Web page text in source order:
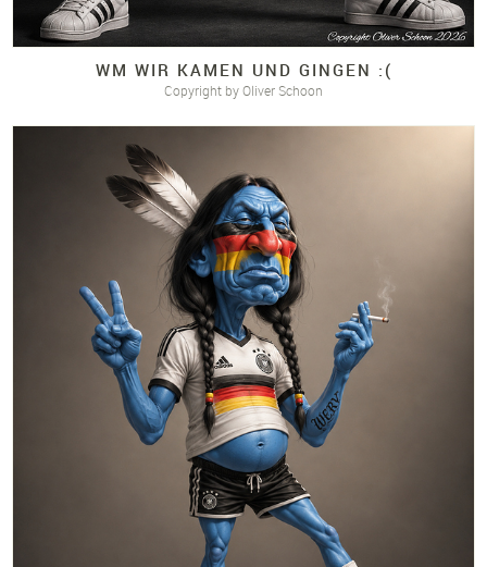
WM WIR KAMEN UND GINGEN :(
Copyright by Oliver Schoon